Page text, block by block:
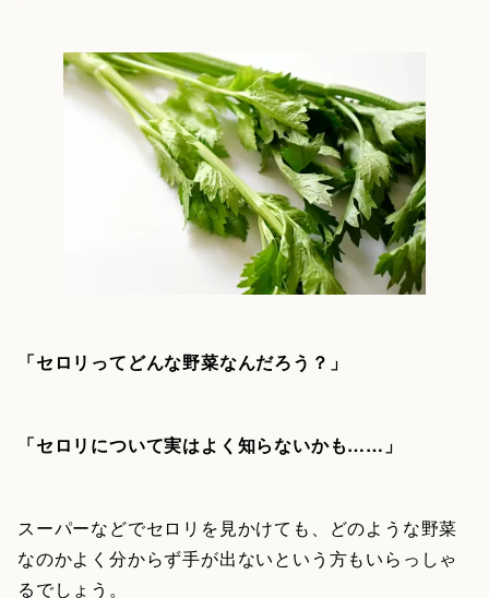
「セロリってどんな野菜なんだろう？」
「セロリについて実はよく知らないかも……」
スーパーなどでセロリを見かけても、どのような野菜
なのかよく分からず手が出ないという方もいらっしゃ
るでしょう。